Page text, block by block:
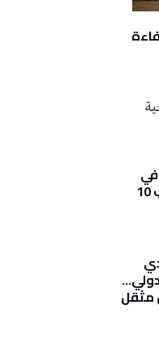
في
مسرح قرطاج بعد غياب 10
مثقل